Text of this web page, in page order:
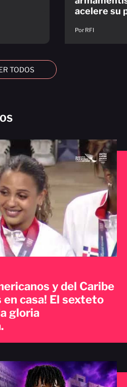
acelere su
Por RFI
TODOS
y del Caribe
casa! El sexteto
gloria